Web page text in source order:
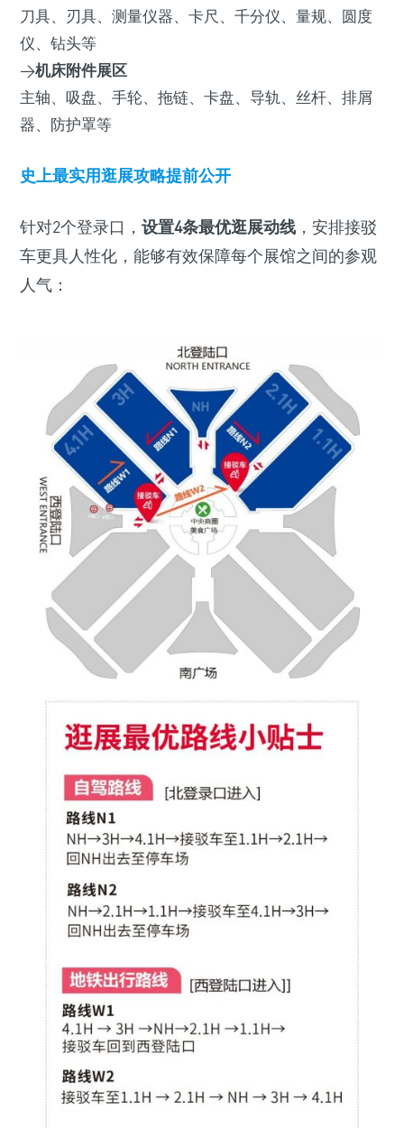
刀具、刃具、测量仪器、卡尺、千分仪、量规、圆度
仪、钻头等
>机床附件展区
主轴、吸盘、手轮、拖链、卡盘、导轨、丝杆、排屑
器、防护罩等
史上最实用逛展攻略提前公开
针对2个登录口， 设置4条最优逛展动线 ，安排接驳
车更具人性化，能够有效保障每个展馆之间的参观
人气：